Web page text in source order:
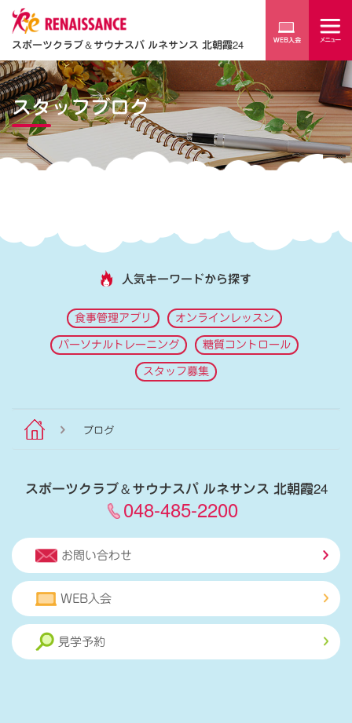
スポーツクラブ＆サウナスパ ルネサンス 北朝霞24
スタッフブログ
人気キーワードから探す
食事管理アプリ オンラインレッスン
パーソナルトレーニング 糖質コントロール
スタッフ募集
ブログ
スポーツクラブ＆サウナスパ ルネサンス 北朝霞24
048-485-2200
お問い合わせ
WEB入会
見学予約